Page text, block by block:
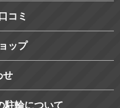
コミ
ップ
せ
駐輪について